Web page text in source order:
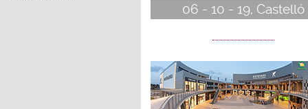
06 - 10 - 19, Castelló